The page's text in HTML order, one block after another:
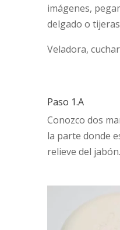
imágenes,
delgado o
Veladora,
Paso 1.A
Conozco dos
la parte donde
relieve del jabón.